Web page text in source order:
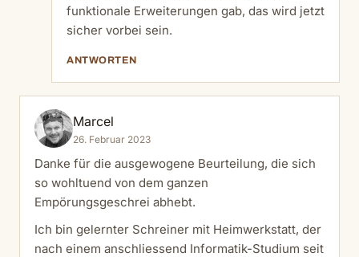
funktionale Erweiterungen gab, das wird jetzt
sicher vorbei sein.
ANTWORTEN
Marcel
26. Februar 2023
Danke für die ausgewogene Beurteilung, die sich
so wohltuend von dem ganzen
Empörungsgeschrei abhebt.
Ich bin gelernter Schreiner mit Heimwerkstatt, der
nach einem anschliessend Informatik-Studium seit